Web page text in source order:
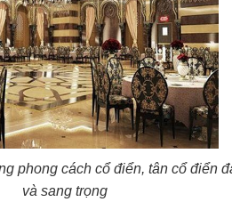
phong cách cổ điển, tân cổ điển
và sang trọng